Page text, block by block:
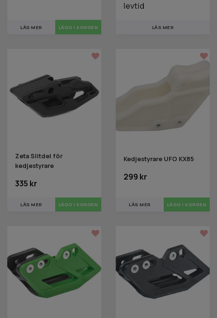
LÄS MER
levtid
LÄS MER
Zeta Slitdel för
kedjestyrare
335 kr
LÄS MER
Kedjestyrare UFO KX85
299 kr
LÄS MER